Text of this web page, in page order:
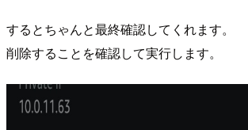
するとちゃんと最終確認してくれます。
削除することを確認して実行します。